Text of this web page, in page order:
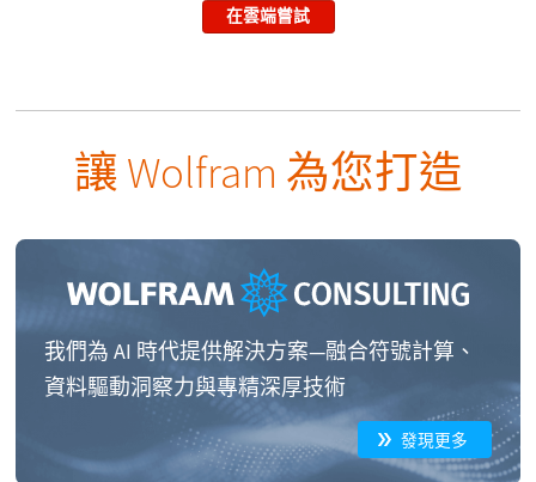
在雲端嘗試
讓 Wolfram 為您打造
我們為 AI 時代提供解決方案—融合符號計算、
資料驅動洞察力與專精深厚技術
發現更多